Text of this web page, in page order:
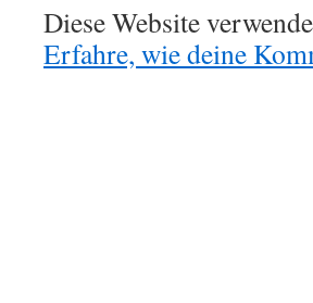
Diese Website
Erfahre, wie deine